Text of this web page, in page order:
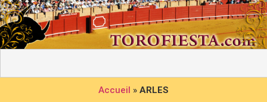
Accueil » ARLES